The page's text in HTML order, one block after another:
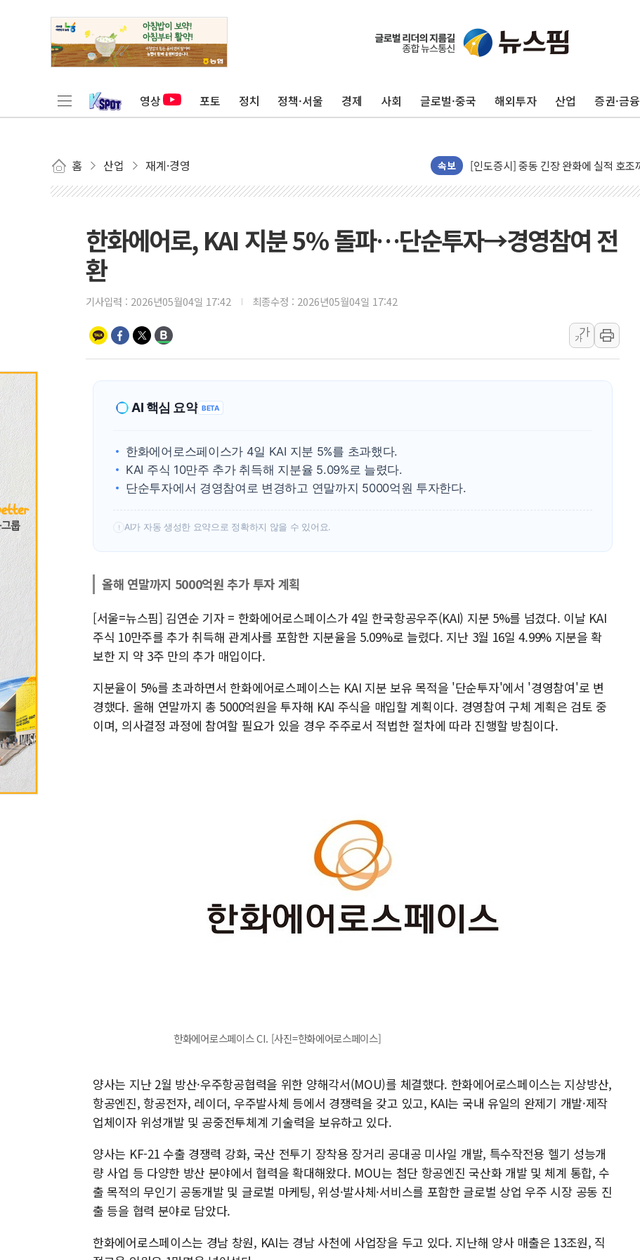
영상 포토 정치 정책·서울 경제 사회 글로벌·중국 해외투자 산업 증권·금융
홈 산업 재계·경영 속보
뉴욕증시 개장 전 특징주...모더나·아
뉴욕증시 프리뷰, 미 주가선물 AI주
청와대, 북한 단거리 탄도미사일 발사
[인도증시] 중동 긴장 완화에 실적 호
러, 1인칭시점 드론으로 우크라 민간
'월가의 황제' 다이먼 "금융시장 레버
양주 섬유염색공장서 화재 1명 중상…대
우크라 드론 전술, 중남미 콜롬비아에
동해해경, 독도 해상서 부유물 감긴 어선
[코인 시황] 비트코인, ETF 자금 유입
한화에어로, KAI 지분 5% 돌파…단순투자→경영참여 전
환
기사입력 : 2026년05월04일 17:42 최종수정 : 2026년05월04일 17:42
가
가
AI 핵심 요약 BETA
한화에어로스페이스가 4일 KAI 지분 5%를 초과했다.
KAI 주식 10만주 추가 취득해 지분율 5.09%로 늘렸다.
단순투자에서 경영참여로 변경하고 연말까지 5000억원 투자한다.
! AI가 자동 생성한 요약으로 정확하지 않을 수 있어요.
올해 연말까지 5000억원 추가 투자 계획
[서울=뉴스핌] 김연순 기자 = 한화에어로스페이스가 4일 한국항공우주(KAI) 지분 5%를 넘겼다. 이날 KAI
주식 10만주를 추가 취득해 관계사를 포함한 지분율을 5.09%로 늘렸다. 지난 3월 16일 4.99% 지분을 확
보한 지 약 3주 만의 추가 매입이다.
지분율이 5%를 초과하면서 한화에어로스페이스는 KAI 지분 보유 목적을 '단순투자'에서 '경영참여'로 변
경했다. 올해 연말까지 총 5000억원을 투자해 KAI 주식을 매입할 계획이다. 경영참여 구체 계획은 검토 중
이며, 의사결정 과정에 참여할 필요가 있을 경우 주주로서 적법한 절차에 따라 진행할 방침이다.
한화에어로스페이스 CI. [사진=한화에어로스페이스]
양사는 지난 2월 방산·우주항공협력을 위한 양해각서(MOU)를 체결했다. 한화에어로스페이스는 지상방산,
항공엔진, 항공전자, 레이더, 우주발사체 등에서 경쟁력을 갖고 있고, KAI는 국내 유일의 완제기 개발·제작
업체이자 위성개발 및 공중전투체계 기술력을 보유하고 있다.
양사는 KF-21 수출 경쟁력 강화, 국산 전투기 장착용 장거리 공대공 미사일 개발, 특수작전용 헬기 성능개
량 사업 등 다양한 방산 분야에서 협력을 확대해왔다. MOU는 첨단 항공엔진 국산화 개발 및 체계 통합, 수
출 목적의 무인기 공동개발 및 글로벌 마케팅, 위성·발사체·서비스를 포함한 글로벌 상업 우주 시장 공동 진
출 등을 협력 분야로 담았다.
한화에어로스페이스는 경남 창원, KAI는 경남 사천에 사업장을 두고 있다. 지난해 양사 매출은 13조원, 직